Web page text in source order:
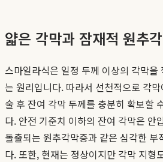
얇은 각막과 잠재적 원추
스마일라식은 일정 두께 이상의 각막을
는 원리입니다. 따라서 선천적으로 각
술 후 잔여 각막 두께를 충분히 확보할
다. 안전 기준치 이하의 잔여 각막은 안
돌출되는 원추각막증과 같은 심각한 부
다. 또한, 현재는 정상이지만 각막 지형